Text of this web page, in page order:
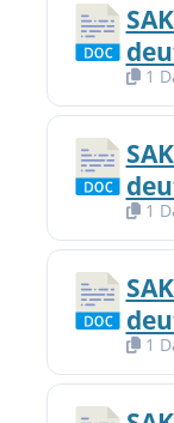
1
1
1